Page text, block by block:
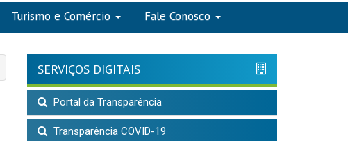
Turismo e Comércio Fale Conosco
SERVIÇOS DIGITAIS
Portal da Transparência
Transparência COVID-19